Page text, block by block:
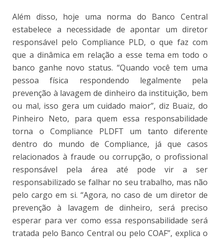
Além disso, hoje uma norma do Banco Central
estabelece a necessidade de apontar um diretor
responsável pelo Compliance PLD, o que faz com
que a dinâmica em relação a esse tema em todo o
banco ganhe novo status. “Quando você tem uma
pessoa física respondendo legalmente pela
prevenção à lavagem de dinheiro da instituição, bem
ou mal, isso gera um cuidado maior”, diz Buaiz, do
Pinheiro Neto, para quem essa responsabilidade
torna o Compliance PLDFT um tanto diferente
dentro do mundo de Compliance, já que casos
relacionados à fraude ou corrupção, o profissional
responsável pela área até pode vir a ser
responsabilizado se falhar no seu trabalho, mas não
pelo cargo em si. “Agora, no caso de um diretor de
prevenção à lavagem de dinheiro, será preciso
esperar para ver como essa responsabilidade será
tratada pelo Banco Central ou pelo COAF”, explica o